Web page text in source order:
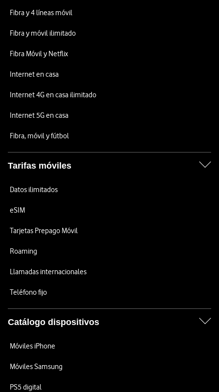
Fibra y 4 líneas móvil
Fibra y móvil ilimitado
Fibra Móvil y Netflix
Internet en casa
Internet 4G en casa ilimitado
Internet 5G en casa
Fibra, móvil y fútbol
Tarifas móviles
Datos ilimitados
eSIM
Tarjetas Prepago Móvil
Roaming
Llamadas internacionales
Teléfono fijo
Catálogo dispositivos
Móviles iPhone
Móviles Samsung
PS5 digital